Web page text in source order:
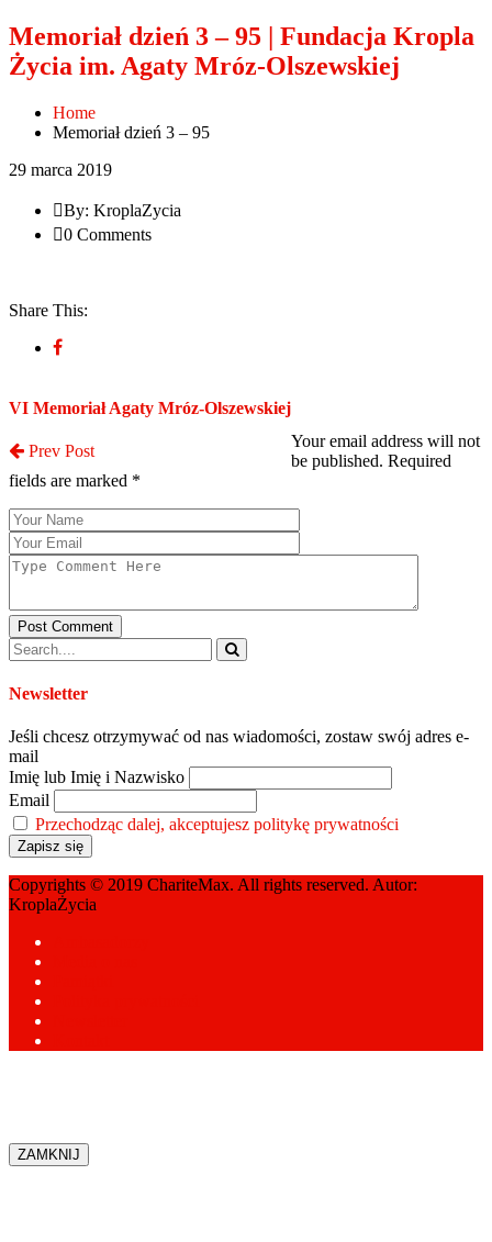
Memoriał dzień 3 – 95 | Fundacja Kropla
Życia im. Agaty Mróz-Olszewskiej
Home
Memoriał dzień 3 – 95
29 marca 2019
By: KroplaZycia
0 Comments
Share This:
VI Memoriał Agaty Mróz-Olszewskiej
Prev Post
Your email address will not
be published. Required
fields are marked *
Post Comment
Newsletter
Jeśli chcesz otrzymywać od nas wiadomości, zostaw swój adres e-
mail
Imię lub Imię i Nazwisko
Email
Przechodząc dalej, akceptujesz politykę prywatności
Copyrights © 2019 ChariteMax. All rights reserved. Autor:
KroplaŻycia
ZAMKNIJ